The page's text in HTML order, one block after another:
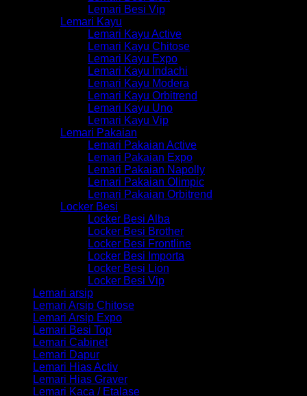
Lemari Besi Vip
Lemari Kayu
Lemari Kayu Active
Lemari Kayu Chitose
Lemari Kayu Expo
Lemari Kayu Indachi
Lemari Kayu Modera
Lemari Kayu Orbitrend
Lemari Kayu Uno
Lemari Kayu Vip
Lemari Pakaian
Lemari Pakaian Active
Lemari Pakaian Expo
Lemari Pakaian Napolly
Lemari Pakaian Olimpic
Lemari Pakaian Orbitrend
Locker Besi
Locker Besi Alba
Locker Besi Brother
Locker Besi Frontline
Locker Besi Importa
Locker Besi Lion
Locker Besi Vip
Lemari arsip
Lemari Arsip Chitose
Lemari Arsip Expo
Lemari Besi Top
Lemari Cabinet
Lemari Dapur
Lemari Hias Activ
Lemari Hias Graver
Lemari Kaca / Etalase